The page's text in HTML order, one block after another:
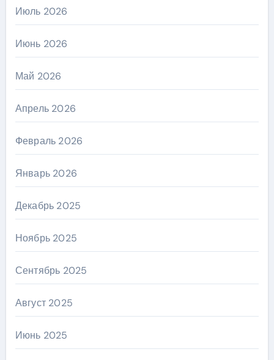
Июль 2026
Июнь 2026
Май 2026
Апрель 2026
Февраль 2026
Январь 2026
Декабрь 2025
Ноябрь 2025
Сентябрь 2025
Август 2025
Июнь 2025